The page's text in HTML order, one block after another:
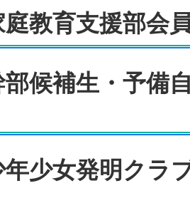
教育支援部会
部候補生・予備
少女発明クラ